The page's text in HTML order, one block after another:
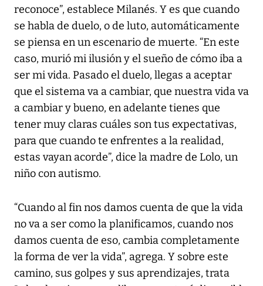
reconoce”, establece Milanés. Y es que cuando
se habla de duelo, o de luto, automáticamente
se piensa en un escenario de muerte. “En este
caso, murió mi ilusión y el sueño de cómo iba a
ser mi vida. Pasado el duelo, llegas a aceptar
que el sistema va a cambiar, que nuestra vida va
a cambiar y bueno, en adelante tienes que
tener muy claras cuáles son tus expectativas,
para que cuando te enfrentes a la realidad,
estas vayan acorde”, dice la madre de Lolo, un
niño con autismo.
“Cuando al fin nos damos cuenta de que la vida
no va a ser como la planificamos, cuando nos
damos cuenta de eso, cambia completamente
la forma de ver la vida”, agrega. Y sobre este
camino, sus golpes y sus aprendizajes, trata